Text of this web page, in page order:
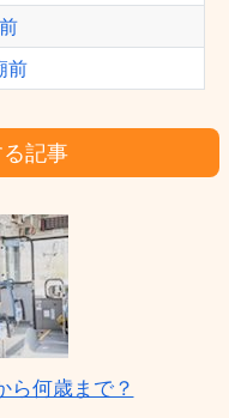
前
記事
ら何歳まで？